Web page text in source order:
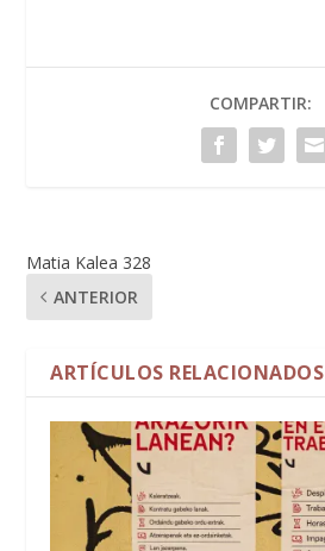
COMPARTIR:
Matia Kalea 328
ANTERIOR
ARTÍCULOS RELACIONADOS